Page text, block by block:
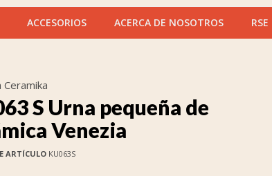
ACCESORIOS ACERCA DE NOSOTROS RSE
S Urna pequeña de
Venezia
ARTÍCULOKU063S